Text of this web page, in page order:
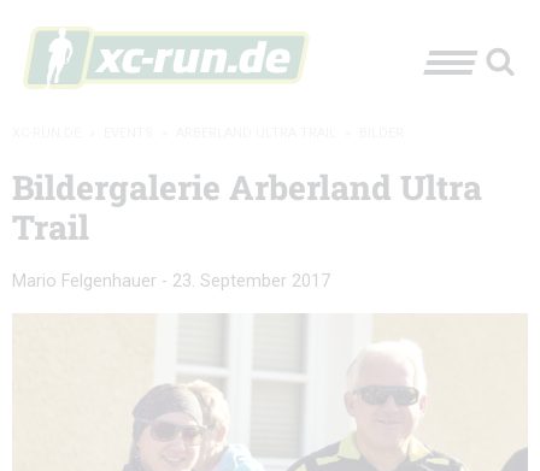
Bildergalerie Arberland Ultra
Trail
Mario Felgenhauer - 23. September 2017